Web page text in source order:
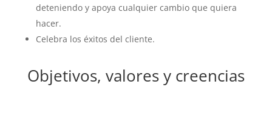
deteniendo y apoya cualquier cambio que quiera
hacer.
Celebra los éxitos del cliente.
Objetivos, valores y creencias